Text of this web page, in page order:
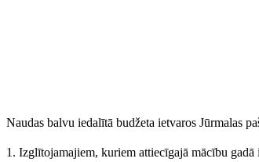
Naudas balvu iedalītā budžeta ietvaros Jūrmalas
1. Izglītojamajiem, kuriem attiecīgajā mācību